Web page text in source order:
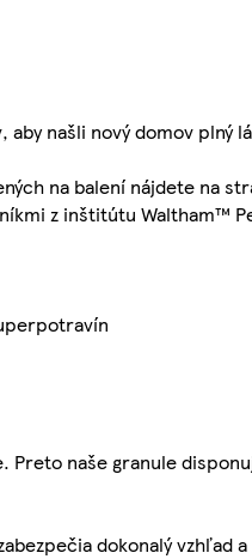
našli nový domov plný
na balení nájdete na
z inštitútu Waltham™
Preto naše granule
dokonalý vzhľad